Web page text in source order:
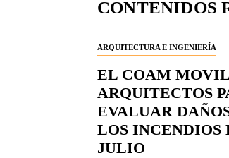
CONTENIDOS
ARQUITECTURA E INGENIERÍA
EL COAM
ARQUITECTOS
EVALUAR
LOS INCENDIOS
JULIO